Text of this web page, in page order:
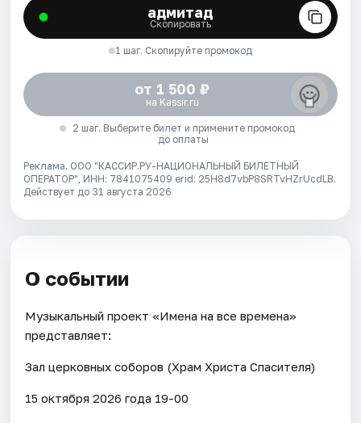
адмитад
Скопировать
1 шаг. Скопируйте промокод
от 1 500 ₽
на Kassir.ru
2 шаг. Выберите билет и примените промокод
до оплаты
Реклама. ООО "КАССИР.РУ-НАЦИОНАЛЬНЫЙ БИЛЕТНЫЙ
ОПЕРАТОР", ИНН: 7841075409 erid: 25H8d7vbP8SRTvHZrUcdLB.
Действует до 31 августа 2026
О событии
Музыкальный проект «Имена на все времена»
представляет:
Зал церковных соборов (Храм Христа Спасителя)
15 октября 2026 года 19-00